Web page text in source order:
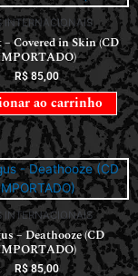
INTERNACIONAIS
– Covered in Skin (CD
R$85,00
ao carrinho
INTERNACIONAIS
– Deathooze (CD
R$85,00